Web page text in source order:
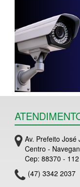
Av. Prefeito José
Centro -
Cep: 88370 - 112
(47) 3342 2037